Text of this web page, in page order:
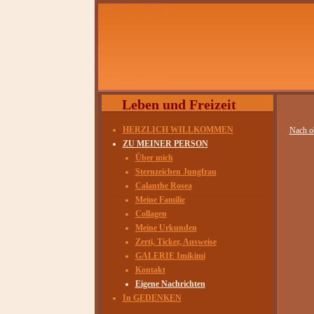
Leben und Freizeit
HERZLICH WILLKOMMEN
ZU MEINER PERSON
Über mich
Sternzeichen Jungfrau
Calanthe Rosea
Meine Familie
Collagen
Meine Urkunden
Zerti, Ticker, Ausweise
GALERIE Imikimi
Kontakt
Eigene Nachrichten
In GEDENKEN
Nach